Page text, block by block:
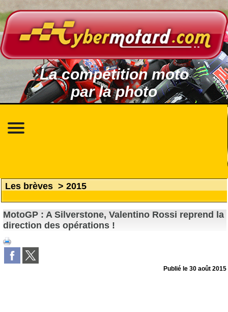
La compétition moto
par la photo
Les brèves > 2015
MotoGP : A Silverstone, Valentino Rossi reprend la
direction des opérations !
Publié le30 août 2015